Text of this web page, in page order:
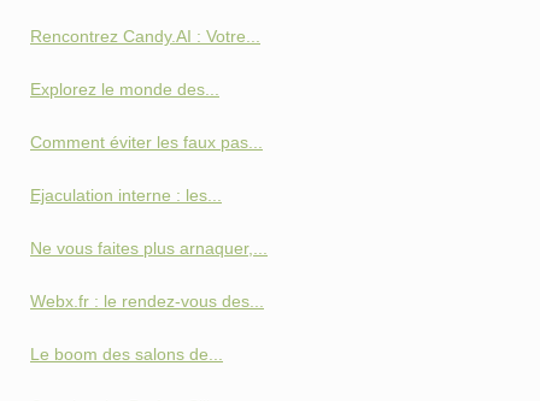
Rencontrez Candy.AI : Votre...
Explorez le monde des...
Comment éviter les faux pas...
Ejaculation interne : les...
Ne vous faites plus arnaquer,...
Webx.fr : le rendez-vous des...
Le boom des salons de...